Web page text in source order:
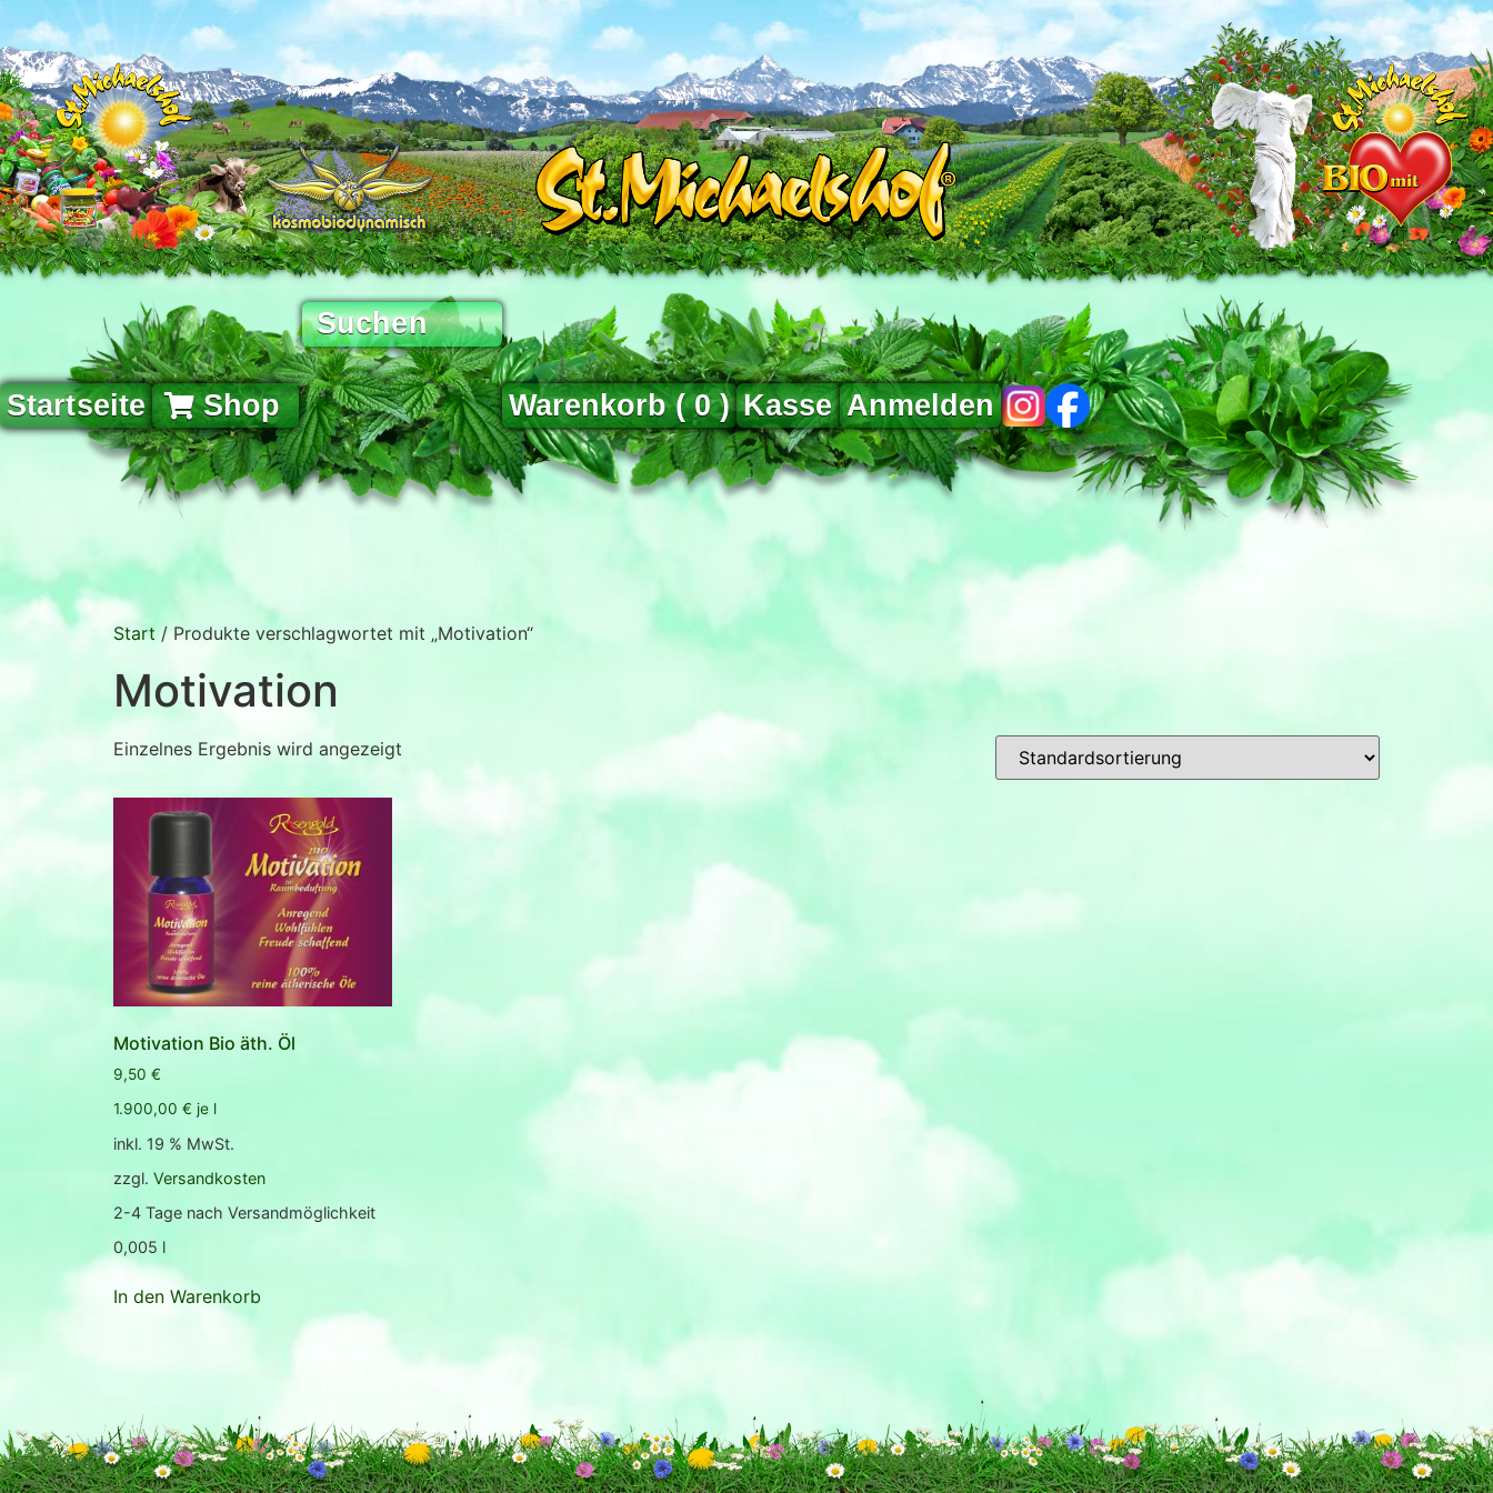
Startseite Shop Warenkorb (0) Kasse
ig fb
Anmelden
Start/ Produkte verschlagwortet mit „Motivation“
Motivation
Einzelnes Ergebnis wird angezeigt
Motivation Bio äth. Öl
9,50 €
1.900,00 € je l
inkl. 19 % MwSt.
zzgl. Versandkosten
2-4 Tage nach Versandmöglichkeit
0,005 l
In den Warenkorb